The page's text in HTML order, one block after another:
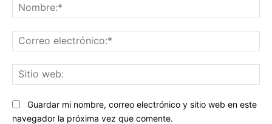
Guardar mi nombre, correo electrónico y sitio web en este
navegador la próxima vez que comente.